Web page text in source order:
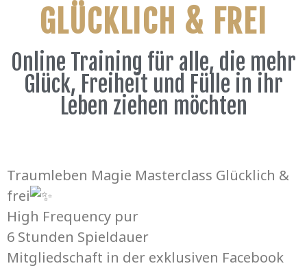
GLÜCKLICH & FREI
Online Training für alle, die mehr
Glück, Freiheit und Fülle in ihr
Leben ziehen möchten
Traumleben Magie Masterclass Glücklich &
frei
High Frequency pur
6 Stunden Spieldauer
Mitgliedschaft in der exklusiven Facebook